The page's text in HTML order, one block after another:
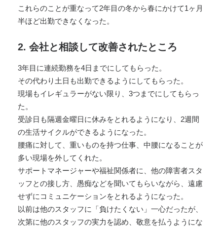
これらのことが重なって2年目の冬から春にかけて1ヶ月
半ほど出勤できなくなった。
2. 会社と相談して改善されたところ
3年目に連続勤務を4日までにしてもらった。
その代わり土日も出勤できるようにしてもらった。
現場もイレギュラーがない限り、3つまでにしてもらっ
た。
受診日も隔週金曜日に休みをとれるようになり、2週間
の生活サイクルができるようになった。
腰痛に対して、重いものを持つ仕事、中腰になることが
多い現場を外してくれた。
サポートマネージャーや福祉関係者に、他の障害者スタ
ッフとの接し方、愚痴などを聞いてもらいながら、遠慮
せずにコミュニケーションをとれるようになった。
以前は他のスタッフに「負けたくない」一心だったが、
次第に他のスタッフの実力を認め、敬意を払うようにな